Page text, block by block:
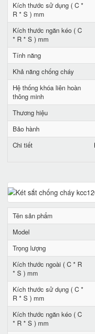
Kích thước sử dụng ( C *
R * S ) mm
Kích thước ngăn kéo ( C
* R * S ) mm
Tính năng
Khả năng chống cháy
Hệ thống khóa liên hoàn
thông minh
Thương hiệu
Bảo hành
Chi tiết
Tên sản phẩm
Model
Trọng lượng
Kích thước ngoài ( C * R
* S ) mm
Kích thước sử dụng ( C *
R * S ) mm
Kích thước ngăn kéo ( C
* R * S ) mm